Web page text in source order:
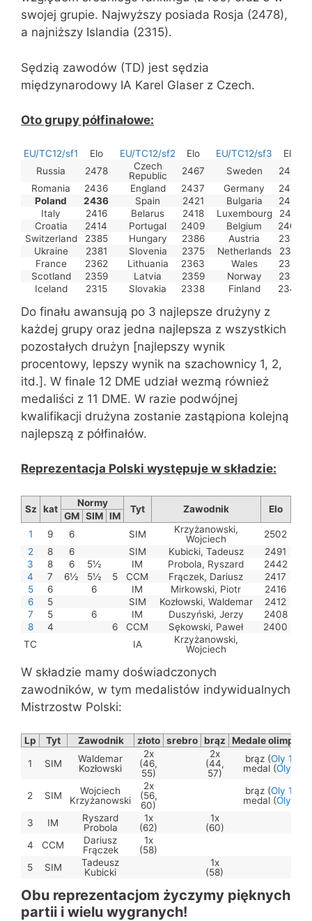
swojej grupie. Najwyższy posiada Rosja (2478),
a najniższy Islandia (2315).
Sędzią zawodów (TD) jest sędzia
międzynarodowy IA Karel Glaser z Czech.
Oto grupy półfinałowe:
EU/TC12/sf1 Elo EU/TC12/sf2 Elo EU/TC12/sf3
Elo
Russia
2478
Czech
Republic
2467 Sweden
2460
Romania
2436 England 2437 Germany
2450
Poland
2436 Spain 2421 Bulgaria
2420
Italy
2416 Belarus 2418 Luxembourg
2419
Croatia
2414 Portugal 2409 Belgium
2400
Switzerland
2385 Hungary 2386 Austria
2389
Ukraine
2381 Slovenia 2375 Netherlands
2371
France
2362 Lithuania 2363 Wales
2366
Scotland
2359 Latvia 2359 Norway
2349
Iceland
2315 Slovakia 2338 Finland 2344
Do finału awansują po 3 najlepsze drużyny z
każdej grupy oraz jedna najlepsza z wszystkich
pozostałych drużyn [najlepszy wynik
procentowy, lepszy wynik na szachownicy 1, 2,
itd.]. W finale 12 DME udział wezmą również
medaliści z 11 DME. W razie podwójnej
kwalifikacji drużyna zostanie zastąpiona kolejną
najlepszą z półfinałów.
Reprezentacja Polski występuje w składzie:
Sz kat
Normy
Tyt Zawodnik Elo
GM SIM IM
1
9 6 SIM
Krzyżanowski,
Wojciech
2502
2
8 6 SIM Kubicki, Tadeusz
2491
3
8 6 5½ IM Probola, Ryszard
2442
4
7 6½ 5½ 5 CCM Frączek, Dariusz
2417
5
6 6 IM Mirkowski, Piotr
2416
6
5 SIM Kozłowski, Waldemar
2412
7
5 6 IM Duszyński, Jerzy
2408
8
4 6 CCM Sękowski, Paweł
2400
TC
IA
Krzyżanowski,
Wojciech
W składzie mamy doświadczonych
zawodników, w tym medalistów indywidualnych
Mistrzostw Polski:
Lp Tyt Zawodnik złoto srebro brąz Medale
1 SIM
Waldemar
Kozłowski
2x
(46,
55)
2x
(44,
57)
brąz (Oly 13
medal (Oly 19
2 SIM
Wojciech
Krzyżanowski
2x
(56,
60)
brąz (Oly 13
medal (Oly 19
3
IM
Ryszard
Probola
1x
(62)
1x
(60)
4
CCM
Dariusz
Frączek
1x
(58)
5
SIM
Tadeusz
Kubicki
1x
(58)
Obu reprezentacjom życzymy pięknych
partii i wielu wygranych!